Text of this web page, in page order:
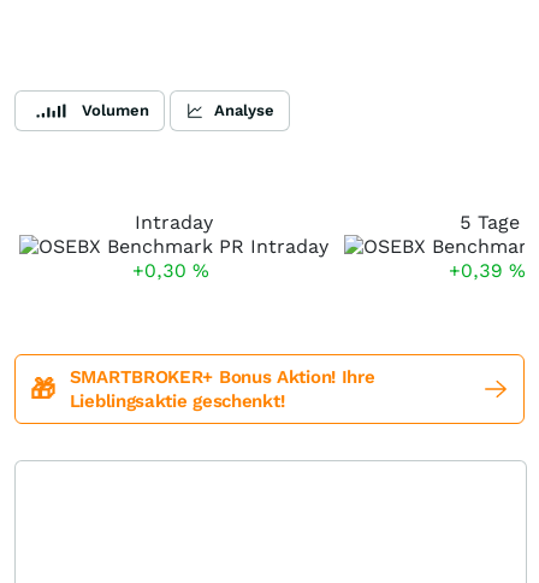
Volumen Analyse
Intraday
+0,30 %
5 Tage
+0,39 %
🎁
SMARTBROKER+ Bonus Aktion! Ihre
Lieblingsaktie geschenkt!